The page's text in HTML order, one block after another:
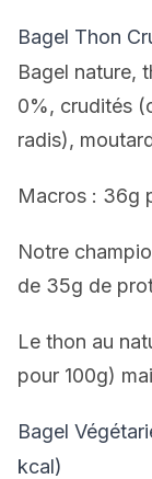
Bagel Thon
Bagel nature,
0%, crudités
radis),
Macros : 36g
Notre
de 35g de
Le thon au
pour 100g)
Bagel
kcal)